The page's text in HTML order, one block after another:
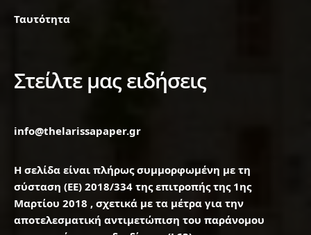
Ταυτότητα
Στείλτε μας ειδήσεις
info@thelarissapaper.gr
Η σελίδα είναι πλήρως συμμορφωμένη με τη
σύσταση (ΕΕ) 2018/334 της επιτροπής της 1ης
Μαρτίου 2018 , σχετικά με τα μέτρα για την
αποτελεσματική αντιμετώπιση του παράνομου